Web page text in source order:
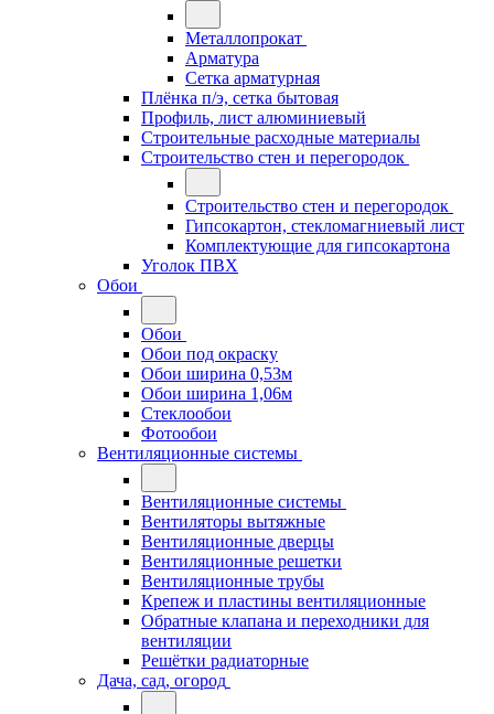
Металлопрокат
Арматура
Сетка арматурная
Плёнка п/э, сетка бытовая
Профиль, лист алюминиевый
Строительные расходные материалы
Строительство стен и перегородок
Строительство стен и перегородок
Гипсокартон, стекломагниевый лист
Комплектующие для гипсокартона
Уголок ПВХ
Обои
Обои
Обои под окраску
Обои ширина 0,53м
Обои ширина 1,06м
Стеклообои
Фотообои
Вентиляционные системы
Вентиляционные системы
Вентиляторы вытяжные
Вентиляционные дверцы
Вентиляционные решетки
Вентиляционные трубы
Крепеж и пластины вентиляционные
Обратные клапана и переходники для
вентиляции
Решётки радиаторные
Дача, сад, огород